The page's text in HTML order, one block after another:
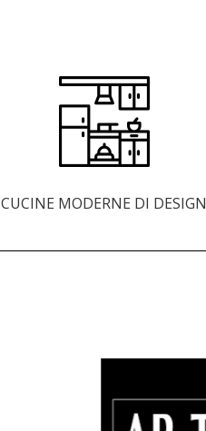
CUCINE MODERNE DI DESIGN